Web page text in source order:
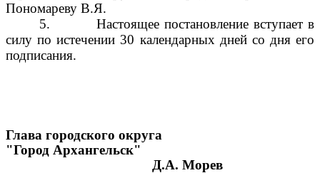
Пономареву В.Я.
5.
Настоящее постановление вступает в
силу по истечении 30 календарных дней со дня его
подписания.
Глава городского округа
"Город Архангельск"
Д.А. Морев